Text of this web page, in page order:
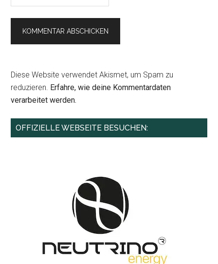
Diese Website verwendet Akismet, um Spam zu
reduzieren. Erfahre, wie deine Kommentardaten
verarbeitet werden.
Haupt-
OFFIZIELLE WEBSEITE BESUCHEN: